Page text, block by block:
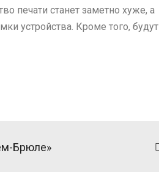
печати станет заметно хуже, а
устройства. Кроме того, будут
Брюле»